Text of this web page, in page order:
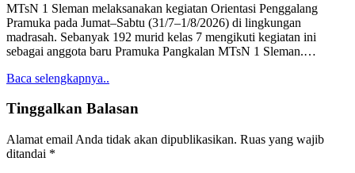
MTsN 1 Sleman melaksanakan kegiatan Orientasi Penggalang
Pramuka pada Jumat–Sabtu (31/7–1/8/2026) di lingkungan
madrasah. Sebanyak 192 murid kelas 7 mengikuti kegiatan ini
sebagai anggota baru Pramuka Pangkalan MTsN 1 Sleman.…
Baca selengkapnya..
Tinggalkan Balasan
Alamat email Anda tidak akan dipublikasikan. Ruas yang wajib
ditandai *